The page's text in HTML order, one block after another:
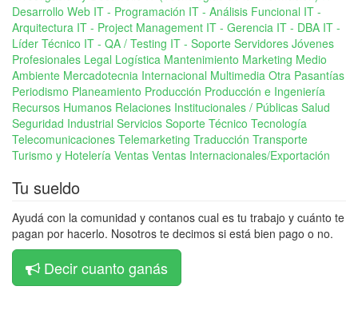
Desarrollo Web IT - Programación IT - Análisis Funcional IT -
Arquitectura IT - Project Management IT - Gerencia IT - DBA IT -
Líder Técnico IT - QA / Testing IT - Soporte Servidores Jóvenes
Profesionales Legal Logística Mantenimiento Marketing Medio
Ambiente Mercadotecnia Internacional Multimedia Otra Pasantías
Periodismo Planeamiento Producción Producción e Ingeniería
Recursos Humanos Relaciones Institucionales / Públicas Salud
Seguridad Industrial Servicios Soporte Técnico Tecnología
Telecomunicaciones Telemarketing Traducción Transporte
Turismo y Hotelería Ventas Ventas Internacionales/Exportación
Tu sueldo
Ayudá con la comunidad y contanos cual es tu trabajo y cuánto te
pagan por hacerlo. Nosotros te decimos si está bien pago o no.
Decir cuanto ganás